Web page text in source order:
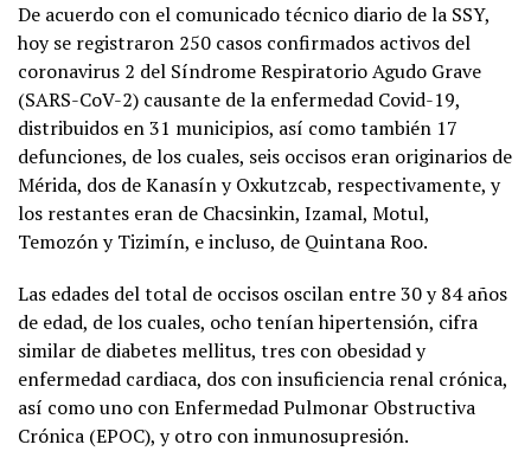
De acuerdo con el comunicado técnico diario de la SSY,
hoy se registraron 250 casos confirmados activos del
coronavirus 2 del Síndrome Respiratorio Agudo Grave
(SARS-CoV-2) causante de la enfermedad Covid-19,
distribuidos en 31 municipios, así como también 17
defunciones, de los cuales, seis occisos eran originarios de
Mérida, dos de Kanasín y Oxkutzcab, respectivamente, y
los restantes eran de Chacsinkin, Izamal, Motul,
Temozón y Tizimín, e incluso, de Quintana Roo.
Las edades del total de occisos oscilan entre 30 y 84 años
de edad, de los cuales, ocho tenían hipertensión, cifra
similar de diabetes mellitus, tres con obesidad y
enfermedad cardiaca, dos con insuficiencia renal crónica,
así como uno con Enfermedad Pulmonar Obstructiva
Crónica (EPOC), y otro con inmunosupresión.